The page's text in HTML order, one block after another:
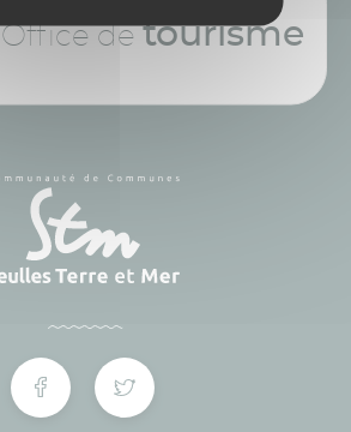
Office detourisme